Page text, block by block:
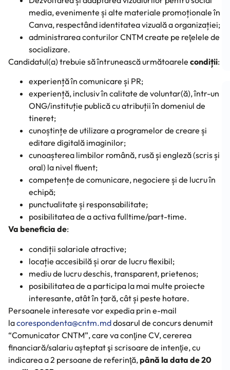
media, evenimente și alte materiale promoționale în
Canva, respectând identitatea vizuală a organizației;
administrarea conturilor CNTM create pe reţelele de
socializare.
Candidatul(a) trebuie să întrunească următoarele condiții:
experiență în comunicare și PR;
experiență, inclusiv în calitate de voluntar(ă), într-un
ONG/instituție publică cu atribuții în domeniul de
tineret;
cunoștințe de utilizare a programelor de creare și
editare digitală imaginilor;
cunoașterea limbilor română, rusă și engleză (scris și
oral) la nivel fluent;
competențe de comunicare, negociere și de lucru în
echipă;
punctualitate și responsabilitate;
posibilitatea de a activa fulltime/part-time.
Va beneficia de:
condiții salariale atractive;
locație accesibilă și orar de lucru flexibil;
mediu de lucru deschis, transparent, prietenos;
posibilitatea de a participa la mai multe proiecte
interesante, atât în țară, cât și peste hotare.
Persoanele interesate vor expedia prin e-mail
lacorespondenta@cntm.mddosarul de concurs denumit
“Comunicator CNTM”, care va conţine CV, cererea
financiară/salariu așteptat şi scrisoare de intenţie, cu
indicarea a 2 persoane de referinţă,până la data de 20